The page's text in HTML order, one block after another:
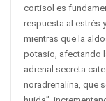
cortisol es
respuesta al estrés
mientras que la
potasio, afectando
adrenal secreta
noradrenalina, que